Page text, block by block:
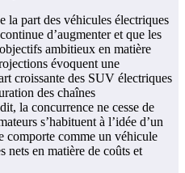
part des véhicules électriques
d’augmenter et que les
ambitieux en matière
évoquent une
croissante des SUV électriques
des chaînes
la concurrence ne cesse de
s’habituent à l’idée d’un
comporte comme un véhicule
nets en matière de coûts et